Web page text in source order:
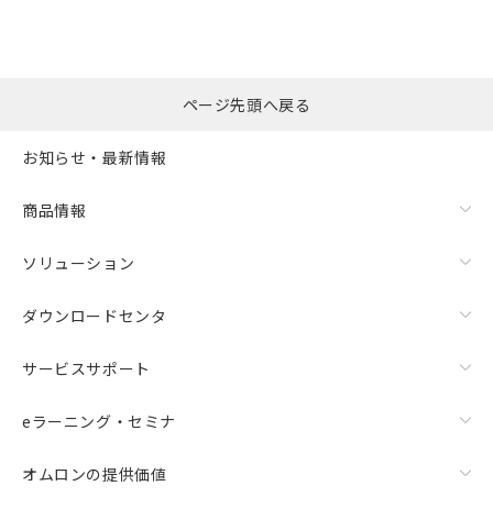
括ダウンロード
ページ先頭へ戻る
お知らせ・最新情報
商品情報
ソリューション
ダウンロードセンタ
サービスサポート
eラーニング・セミナ
オムロンの提供価値